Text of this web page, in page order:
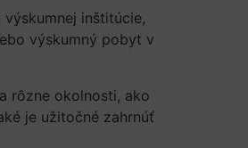
inštitúcie,
výskumný pobyt v
rôzne okolnosti, ako
je užitočné zahrnúť